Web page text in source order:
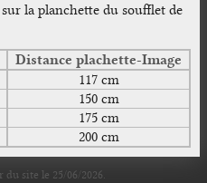
la planchette du soufflet de
Distance plachette-Image
117 cm
150 cm
175 cm
200 cm
du site le 25/06/2026.